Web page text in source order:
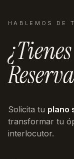
HABLEMOS DE
Solicita tu plano
transformar tu
interlocutor.